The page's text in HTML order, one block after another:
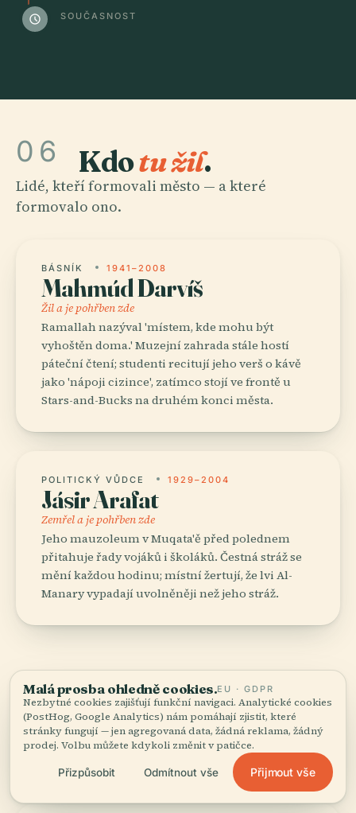
schedule SOUČASNOST
06 Kdotu žil.
Lidé, kteří formovali město — a které
formovalo ono.
BÁSNÍK 1941–2008
Mahmúd Darvíš
Žil a je pohřben zde
Ramallah nazýval 'místem, kde mohu být
vyhoštěn doma.' Muzejní zahrada stále hostí
páteční čtení; studenti recitují jeho verš o kávě
jako 'nápoji cizince', zatímco stojí ve frontě u
Stars-and-Bucks na druhém konci města.
POLITICKÝ VŮDCE 1929–2004
Jásir Arafat
Zemřel a je pohřben zde
Jeho mauzoleum v Muqata'ě před polednem
přitahuje řady vojáků i školáků. Čestná stráž se
mění každou hodinu; místní žertují, že lvi Al-
Manary vypadají uvolněněji než jeho stráž.
08 Kde jíst.
Kam si na večeři rezervují místní — žádná
turistická menu.
Malá prosba ohledně cookies.EU · GDPR
Nezbytné cookies zajišťují funkční navigaci. Analytické cookies
(PostHog, Google Analytics) nám pomáhají zjistit, které
stránky fungují — jen agregovaná data, žádná reklama, žádný
prodej. Volbu můžete kdykoli změnit v patičce.
Přizpůsobit Odmítnout vše Přijmout vše